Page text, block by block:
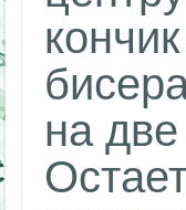
на